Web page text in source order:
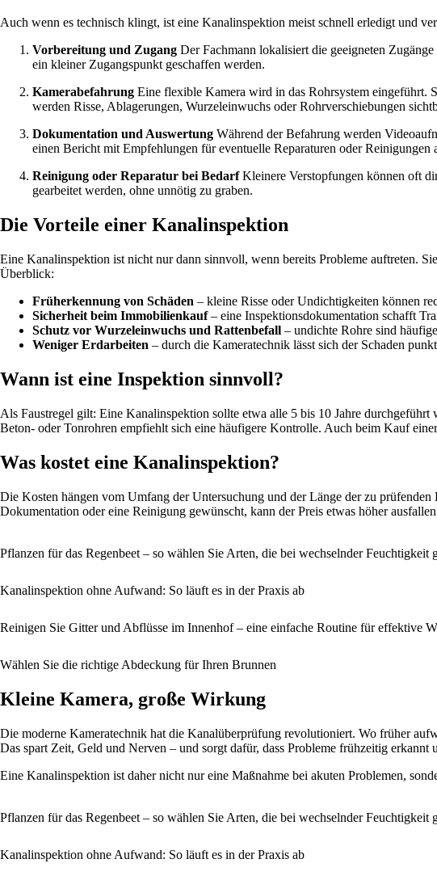
Auch wenn es technisch klingt, ist eine Kanalinspektion meist schnell erledigt und
Vorbereitung und Zugang Der Fachmann lokalisiert die geeigneten
ein kleiner Zugangspunkt geschaffen werden.
Kamerabefahrung Eine flexible Kamera wird in das Rohrsystem eingeführt.
werden Risse, Ablagerungen, Wurzeleinwuchs oder Rohrverschiebungen
Dokumentation und Auswertung Während der Befahrung werden
einen Bericht mit Empfehlungen für eventuelle Reparaturen oder Reinigungen
Reinigung oder Reparatur bei BedarfKleinere Verstopfungen können oft
gearbeitet werden, ohne unnötig zu graben.
Die Vorteile einer Kanalinspektion
Eine Kanalinspektion ist nicht nur dann sinnvoll, wenn bereits Probleme auftreten.
Überblick:
Früherkennung von Schäden – kleine Risse oder Undichtigkeiten können
Sicherheit beim Immobilienkauf– eine Inspektionsdokumentation schafft
Schutz vor Wurzeleinwuchs und Rattenbefall – undichte Rohre sind
Weniger Erdarbeiten – durch die Kameratechnik lässt sich der Schaden
Wann ist eine Inspektion sinnvoll?
Als Faustregel gilt: Eine Kanalinspektion sollte etwa alle 5 bis 10 Jahre
Beton- oder Tonrohren empfiehlt sich eine häufigere Kontrolle. Auch beim Kauf
Was kostet eine Kanalinspektion?
Die Kosten hängen vom Umfang der Untersuchung und der Länge der zu
Dokumentation oder eine Reinigung gewünscht, kann der Preis etwas höher
Pflanzen für das Regenbeet – so wählen Sie Arten, die bei wechselnder Feuchtigkeit
Kanalinspektion ohne Aufwand: So läuft es in der Praxis ab
Reinigen Sie Gitter und Abflüsse im Innenhof – eine einfache Routine für effektive
Wählen Sie die richtige Abdeckung für Ihren Brunnen
Kleine Kamera, große Wirkung
Die moderne Kameratechnik hat die Kanalüberprüfung revolutioniert. Wo früher
Das spart Zeit, Geld und Nerven – und sorgt dafür, dass Probleme frühzeitig erkannt
Eine Kanalinspektion ist daher nicht nur eine Maßnahme bei akuten Problemen,
Pflanzen für das Regenbeet – so wählen Sie Arten, die bei wechselnder Feuchtigkeit
Kanalinspektion ohne Aufwand: So läuft es in der Praxis ab